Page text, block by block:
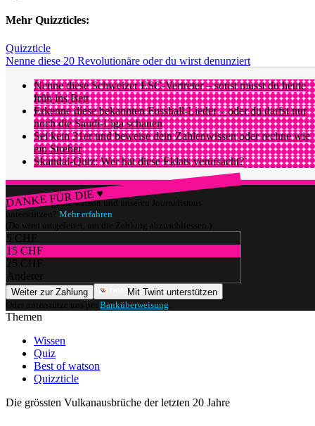
Mehr Quizzticles:
Quizzticle
Nenne diese 20 Revolutionäre oder du wirst denunziert
Nenne diese Schweizer ESC-Vertreter – sonst musst du heute
früh ins Bett
Erkenne diese bekannten Fussball-Lieder – oder du darfst nur
noch die Saudi-Liga schauen
Sei kein 31er und beweise dein Zahlenwissen oder rechne wie
ein Streber
Skandal-Quiz: Wer hat diese Eklats verursacht?
DANKE FÜR DIE ♥
Würdest du gerne watson und unseren Journalismus
unterstützen? Mehr erfahren
(Du wirst umgeleitet, um die Zahlung abzuschliessen.)
5 CHF
15 CHF
25 CHF
Anderer
Weiter zur Zahlung
Mit Twint unterstützen
Oder unterstütze uns per Banküberweisung
Themen
Wissen
Quiz
Best of watson
Quizzticle
Die grössten Vulkanausbrüche der letzten 20 Jahre